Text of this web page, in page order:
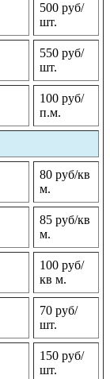
500 руб/
шт.
550 руб/
шт.
100 руб/
п.м.
80 руб/кв
м.
85 руб/кв
м.
100 руб/
кв м.
70 руб/
шт.
150 руб/
шт.